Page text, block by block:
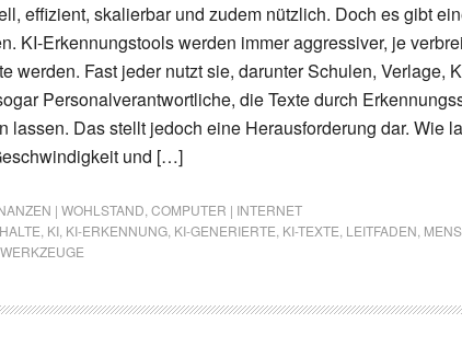
effizient, skalierbar und zudem nützlich. Doch es gibt
KI-Erkennungstools werden immer aggressiver, je
werden. Fast jeder nutzt sie, darunter Schulen, Verlage,
Personalverantwortliche, die Texte durch
lassen. Das stellt jedoch eine Herausforderung dar. Wie
und […]
| WOHLSTAND COMPUTER | INTERNET
KI KI-ERKENNUNG KI-GENERIERTE KI-TEXTE LEITFADEN
WERKZEUGE